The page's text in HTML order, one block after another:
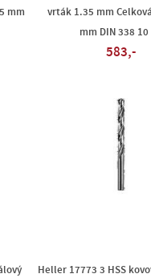
mm
vrták 1.35 mm
mm DIN 338 10
583,-
Heller 17773 3 HSS